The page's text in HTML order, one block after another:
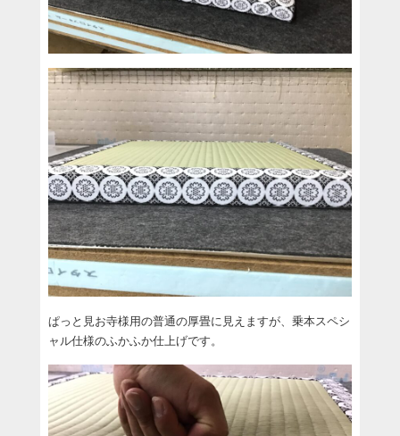
ぱっと見お寺様用の普通の厚畳に見えますが、乗本スペシ
ャル仕様のふかふか仕上げです。